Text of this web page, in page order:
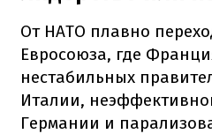
От НАТО плавно
Евросоюза, где
нестабильных
Италии,
Германии и